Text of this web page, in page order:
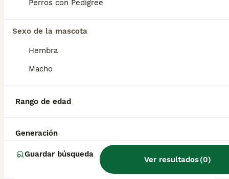
Perros con Pedigree
Sexo de la mascota
Hembra
Macho
Rango de edad
Generación
Guardar búsqueda
Ver resultados(0)
¿Cuáles son las ventajas y
¿Qué es mejor, un Maltipoo o
¿Cuántos años vive un perro
Maltipoo?